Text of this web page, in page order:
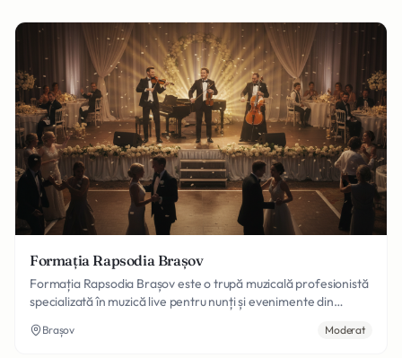
Formația Rapsodia Brașov
Formația Rapsodia Brașov este o trupă muzicală profesionistă
specializată în muzică live pentru nunți și evenimente din
internațională, asigurăm o atmosferă de neuitat la petrecerea
Brașov Moderat